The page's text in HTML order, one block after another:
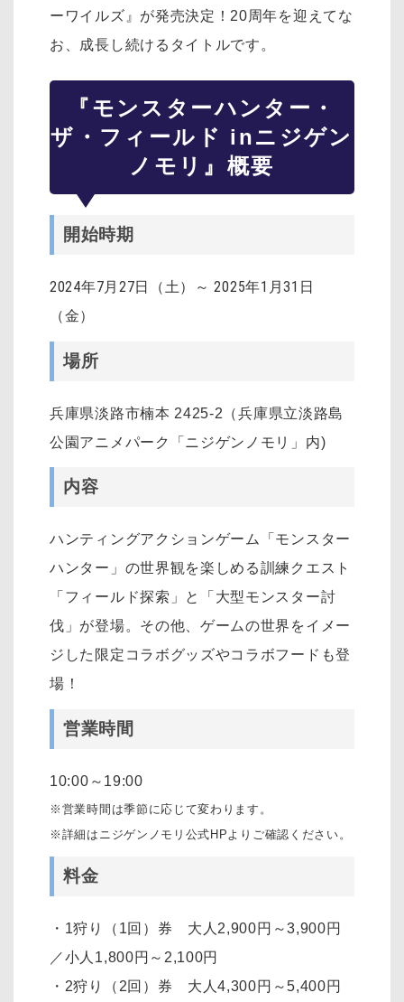
ーワイルズ』が発売決定！20周年を迎えてな
お、成長し続けるタイトルです。
『モンスターハンター・
ザ・フィールド inニジゲン
ノモリ』概要
開始時期
2024年7月27日（土）～ 2025年1月31日
（金）
場所
兵庫県淡路市楠本 2425-2（兵庫県立淡路島
公園アニメパーク「ニジゲンノモリ」内)
内容
ハンティングアクションゲーム「モンスター
ハンター」の世界観を楽しめる訓練クエスト
「フィールド探索」と「大型モンスター討
伐」が登場。その他、ゲームの世界をイメー
ジした限定コラボグッズやコラボフードも登
場！
営業時間
10:00～19:00
※営業時間は季節に応じて変わります。
※詳細はニジゲンノモリ公式HPよりご確認ください。
料金
・1狩り（1回）券 大人2,900円～3,900円
／小人1,800円～2,100円
・2狩り（2回）券 大人4,300円～5,400円